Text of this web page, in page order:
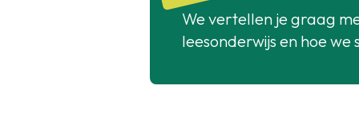
We vertellen je graag
leesonderwijs en hoe